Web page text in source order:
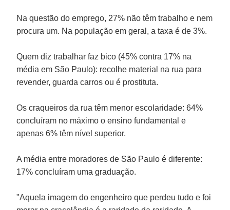
Na questão do emprego, 27% não têm trabalho e nem
procura um. Na população em geral, a taxa é de 3%.
Quem diz trabalhar faz bico (45% contra 17% na
média em São Paulo): recolhe material na rua para
revender, guarda carros ou é prostituta.
Os craqueiros da rua têm menor escolaridade: 64%
concluíram no máximo o ensino fundamental e
apenas 6% têm nível superior.
A média entre moradores de São Paulo é diferente:
17% concluíram uma graduação.
"Aquela imagem do engenheiro que perdeu tudo e foi